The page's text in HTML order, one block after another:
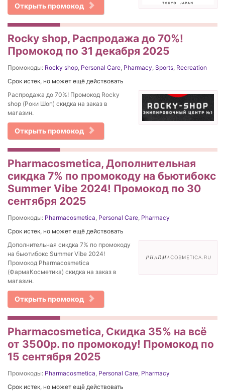
Открыть промокод
Rocky shop, Распродажа до 70%!
Промокод по 31 декабря 2025
Промокоды: Rocky shop, Personal Care, Pharmacy, Sports, Recreation
Срок истек, но может ещё действовать
Распродажа до 70%! Промокод Rocky
shop (Роки Шоп) скидка на заказ в
магазин.
Открыть промокод
Pharmacosmetica, Дополнительная
сикдка 7% по промокоду на бьютибокс
Summer Vibe 2024! Промокод по 30
сентября 2025
Промокоды: Pharmacosmetica, Personal Care, Pharmacy
Срок истек, но может ещё действовать
Дополнительная сикдка 7% по промокоду
на бьютибокс Summer Vibe 2024!
Промокод Pharmacosmetica
(ФармаКосметика) скидка на заказ в
магазин.
Открыть промокод
Pharmacosmetica, Скидка 35% на всё
от 3500р. по промокоду! Промокод по
15 сентября 2025
Промокоды: Pharmacosmetica, Personal Care, Pharmacy
Срок истек, но может ещё действовать